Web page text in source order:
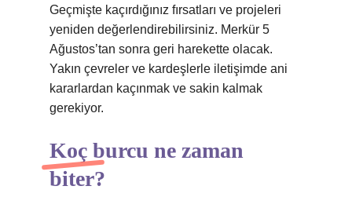
Geçmişte kaçırdığınız fırsatları ve projeleri
yeniden değerlendirebilirsiniz. Merkür 5
Ağustos’tan sonra geri harekette olacak.
Yakın çevreler ve kardeşlerle iletişimde ani
kararlardan kaçınmak ve sakin kalmak
gerekiyor.
Koç burcu ne zaman
biter?